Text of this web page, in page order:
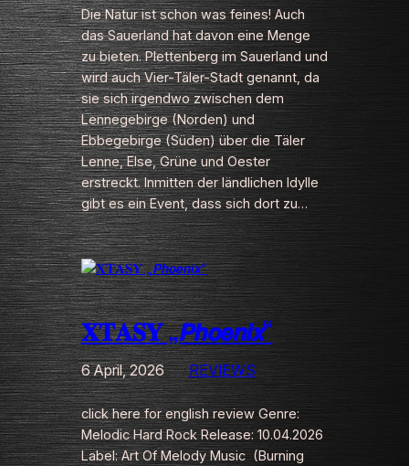
Die Natur ist schon was feines! Auch
das Sauerland hat davon eine Menge
zu bieten. Plettenberg im Sauerland und
wird auch Vier-Täler-Stadt genannt, da
sie sich irgendwo zwischen dem
Lennegebirge (Norden) und
Ebbegebirge (Süden) über die Täler
Lenne, Else, Grüne und Oester
erstreckt. Inmitten der ländlichen Idylle
gibt es ein Event, dass sich dort zu…
𝐗𝐓𝐀𝐒𝐘 „𝙋𝙝𝙤𝙚𝙣𝙞𝙭“
6 April, 2026 REVIEWS
click here for english review Genre:
Melodic Hard Rock Release: 10.04.2026
Label: Art Of Melody Music (Burning